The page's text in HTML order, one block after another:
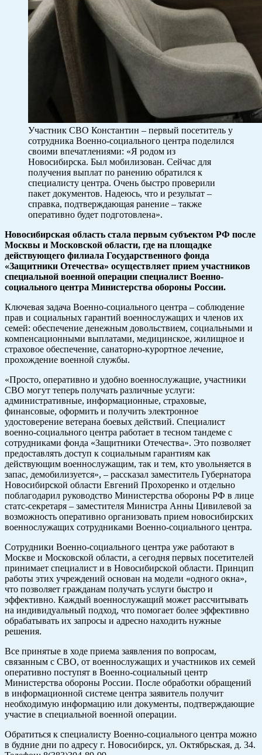
Участник СВО Константин – первый посетитель у
сотрудника Военно-социального центра поделился
своими впечатлениями: «Я родом из
Новосибирска. Был мобилизован. Сейчас для
получения выплат по ранению обратился к
специалисту центра. Очень быстро проверили
пакет документов. Надеюсь, что и результат –
справка, подтверждающая ранение – также
оперативно будет подготовлена».
Новосибирская область стала первым субъектом РФ после
Москвы и Московской области, где на площадке
действующего филиала Государственного фонда
«Защитники Отечества» осуществляет прием участников
специальной военной операции специалист Военно-
социального центра Министерства обороны России.
Ключевая задача Военно-социального центра – соблюдение
прав и социальных гарантий военнослужащих и членов их
семей: обеспечение денежным довольствием, социальными и
компенсационными выплатами, медицинское, жилищное и
страховое обеспечение, санаторно-курортное лечение,
прохождение военной службы.
«Просто, оперативно и удобно военнослужащие, участники
СВО могут теперь получать различные услуги:
административные, информационные, страховые,
финансовые, оформить и получить электронное
удостоверение ветерана боевых действий. Специалист
военно-социального центра работает в тесном тандеме с
сотрудниками фонда «Защитники Отечества». Это позволяет
предоставлять доступ к социальным гарантиям как
действующим военнослужащим, так и тем, кто увольняется в
запас, демобилизуется», – рассказал заместитель Губернатора
Новосибирской области Евгений Прохоренко и отдельно
поблагодарил руководство Министерства обороны РФ в лице
статc-секретаря – заместителя Министра Анны Цивилевой за
возможность оперативно организовать прием новосибирских
военнослужащих сотрудниками Военно-социального центра.
Сотрудники Военно-социального центра уже работают в
Москве и Московской области, а сегодня первых посетителей
принимает специалист и в Новосибирской области. Принцип
работы этих учреждений основан на модели «одного окна»,
что позволяет гражданам получать услуги быстро и
эффективно. Каждый военнослужащий может рассчитывать
на индивидуальный подход, что помогает более эффективно
обрабатывать их запросы и адресно находить нужные
решения.
Все принятые в ходе приема заявления по вопросам,
связанным с СВО, от военнослужащих и участников их семей
оперативно поступят в Военно-социальный центр
Министерства обороны России. После обработки обращений
в информационной системе центра заявитель получит
необходимую информацию или документы, подтверждающие
участие в специальной военной операции.
Обратиться к специалисту Военно-социального центра можно
в будние дни по адресу г. Новосибирск, ул. Октябрьская, д. 34.